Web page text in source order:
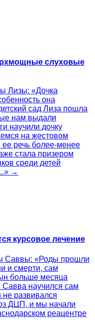
слуховые
Лизы: «Дочка
она
сад Лиза пошла
нам выдали
научили дочку
на жестовом
речь более-менее
стала призером
среди детей
→
курсовое лечение
Саввы: «Роды прошли
и смерти, сам
больше месяца
научился сам
не развивался
ДЦП, и мы начали
реацентре